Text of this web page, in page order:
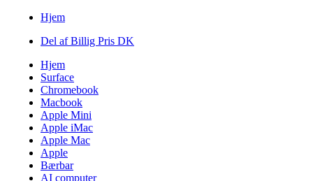
Hjem
Del af Billig Pris DK
Hjem
Surface
Chromebook
Macbook
Apple Mini
Apple iMac
Apple Mac
Apple
Bærbar
AI computer